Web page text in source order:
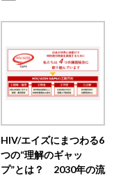
HIV/エイズにまつわる6
つの“理解のギャッ
プ”とは？ 2030年の流